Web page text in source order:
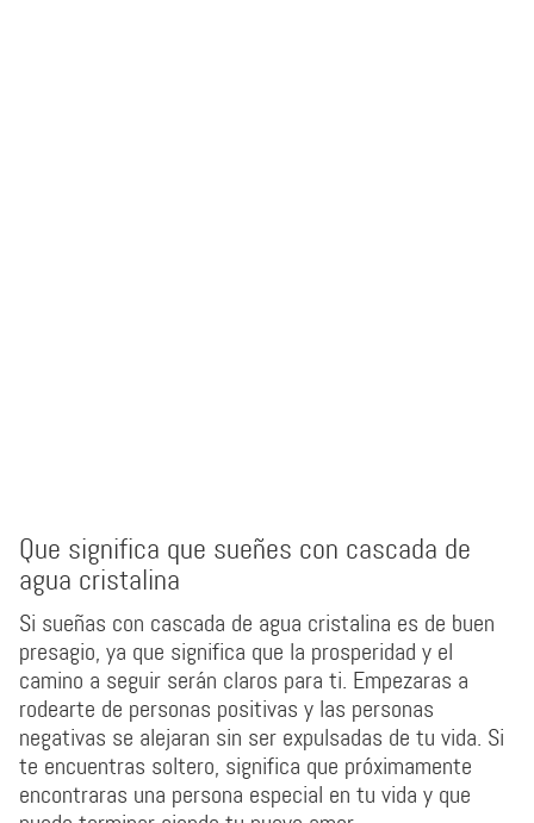
Que significa que sueñes con cascada de
agua cristalina
Si sueñas con cascada de agua cristalina es de buen
presagio, ya que significa que la prosperidad y el
camino a seguir serán claros para ti. Empezaras a
rodearte de personas positivas y las personas
negativas se alejaran sin ser expulsadas de tu vida. Si
te encuentras soltero, significa que próximamente
encontraras una persona especial en tu vida y que